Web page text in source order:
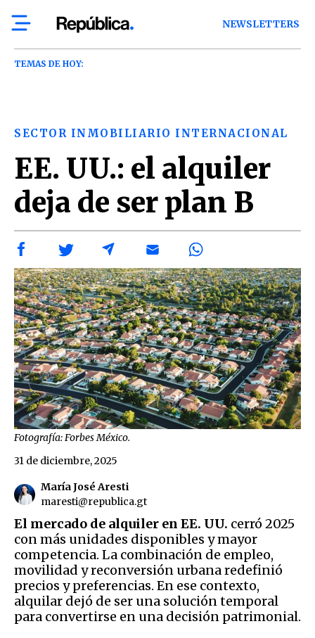
NEWSLETTERS
TEMAS DE HOY:
SECTOR INMOBILIARIO INTERNACIONAL
EE. UU.: el alquiler
deja de ser plan B
Fotografía: Forbes México.
María José Aresti
maresti@republica.gt
31 de diciembre, 2025
El mercado de alquiler en EE. UU. cerró 2025
con más unidades disponibles y mayor
competencia. La combinación de empleo,
movilidad y reconversión urbana redefinió
precios y preferencias. En ese contexto,
alquilar dejó de ser una solución temporal
para convertirse en una decisión patrimonial.